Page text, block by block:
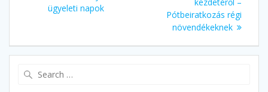
post:
ügyeleti napok
Pótbeiratkozás régi
növendékeknek